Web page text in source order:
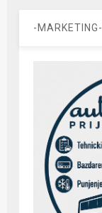
-MARKETING-